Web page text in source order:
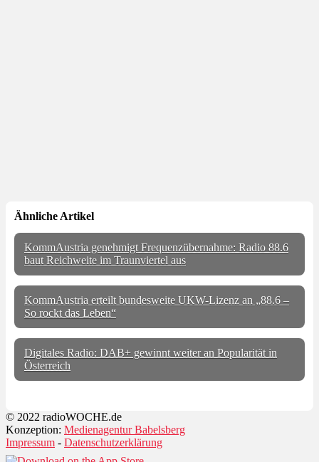
Ähnliche Artikel
KommAustria genehmigt Frequenzübernahme: Radio 88.6
baut Reichweite im Traunviertel aus
KommAustria erteilt bundesweite UKW-Lizenz an „88.6 –
So rockt das Leben“
Digitales Radio: DAB+ gewinnt weiter an Popularität in
Österreich
© 2022 radioWOCHE.de
Konzeption: Medienagentur Babelsberg
Impressum - Datenschutzerklärung